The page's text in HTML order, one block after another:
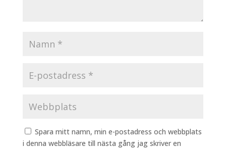
Spara mitt namn, min e-postadress och webbplats
i denna webbläsare till nästa gång jag skriver en